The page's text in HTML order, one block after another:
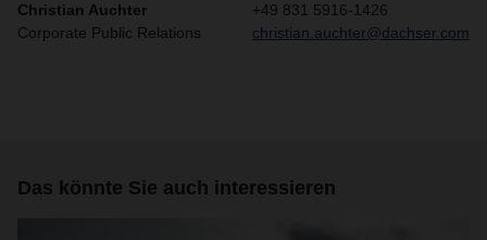
Christian Auchter
Corporate Public Relations
+49 831 5916-1426
christian.auchter@dachser.com
Das könnte Sie auch interessieren